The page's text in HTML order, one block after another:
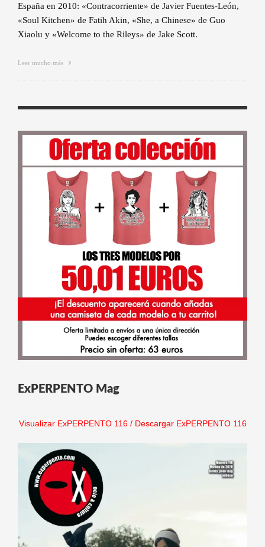
España en 2010: «Contracorriente» de Javier Fuentes-León,
«Soul Kitchen» de Fatih Akin, «She, a Chinese» de Guo
Xiaolu y «Welcome to the Rileys» de Jake Scott.
Leer mucho más
ExPERPENTO Mag
Visualizar ExPERPENTO 116/ Descargar ExPERPENTO 116